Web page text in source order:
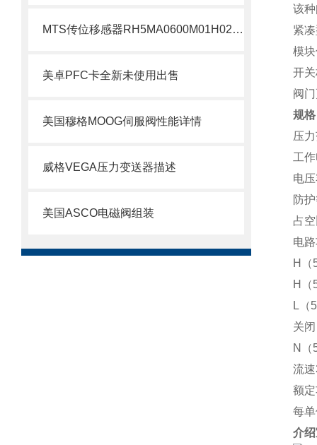
MTS传位移感器RH5MA0600M01H021S1011G8现货支持
美卓PFC卡全新未使用出售
美国穆格MOOG伺服阀性能详情
威格VEGA压力变送器描述
美国ASCO电磁阀组装
该
紧
模
开
阀
规
压
工
电
防
占
电
H（
H（
L（
关闭
N（
流
额
每
介